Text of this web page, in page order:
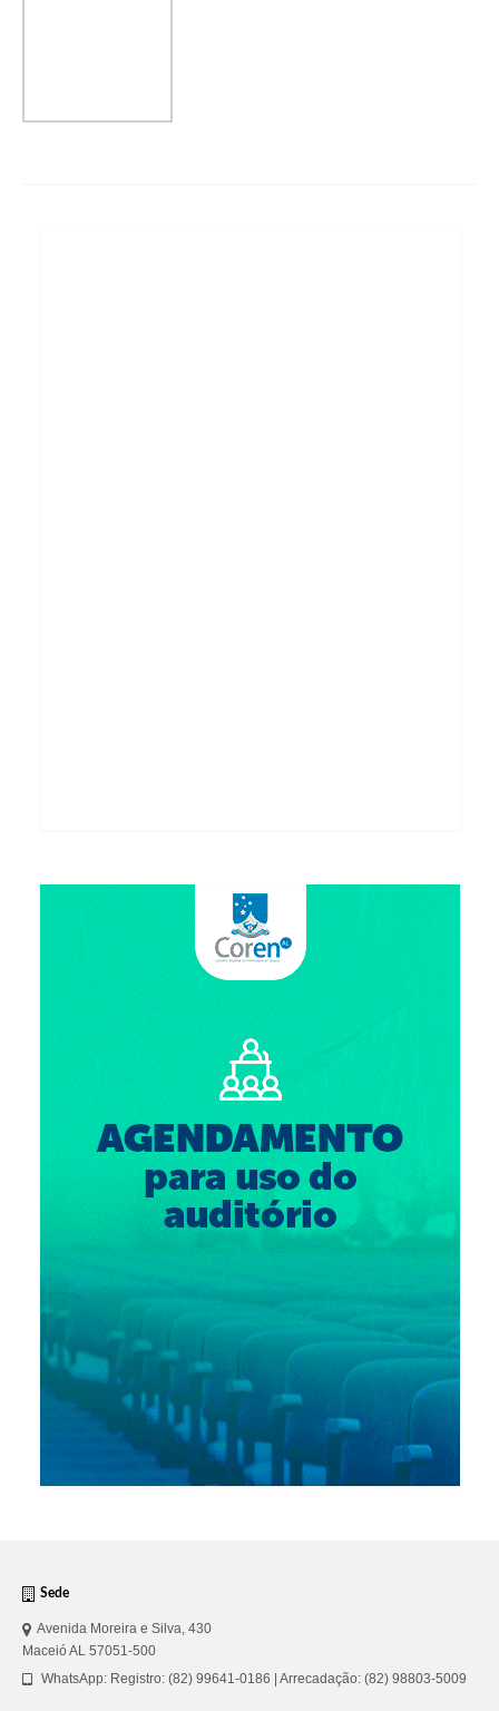
Sede
Avenida Moreira e Silva, 430
Maceió AL 57051-500
WhatsApp: Registro: (82) 99641-0186 | Arrecadação: (82) 98803-5009